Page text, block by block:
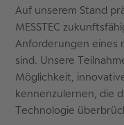
Auf unserem Stand
MESSTEC
Anforderungen eines
sind. Unsere
Möglichkeit,
kennenzulernen, die
Technologie